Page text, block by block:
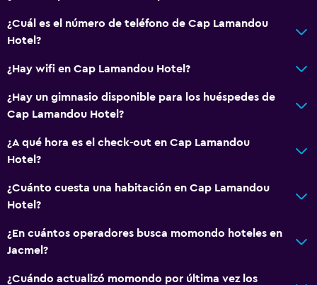
¿Cuál es el número de teléfono de Cap Lamandou
Hotel?
¿Hay wifi en Cap Lamandou Hotel?
¿Hay un gimnasio disponible para los huéspedes de
Cap Lamandou Hotel?
¿A qué hora es el check-out en Cap Lamandou
Hotel?
¿Cuánto cuesta una habitación en Cap Lamandou
Hotel?
¿En cuántos operadores busca momondo hoteles en
Jacmel?
¿Cuándo actualizó momondo por última vez los